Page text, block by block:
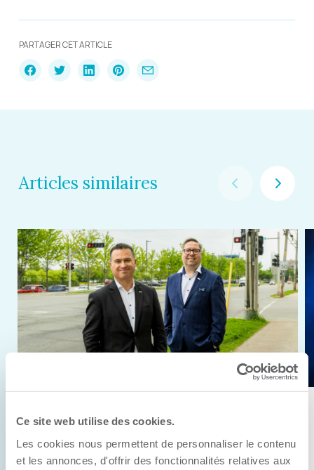
Ce site web utilise des cookies.
Les cookies nous permettent de personnaliser le contenu
et les annonces, d'offrir des fonctionnalités relatives aux
PARTAGER CET ARTICLE
Articles similaires
Anick Métivier devient le nouveau
président de la CCI3R